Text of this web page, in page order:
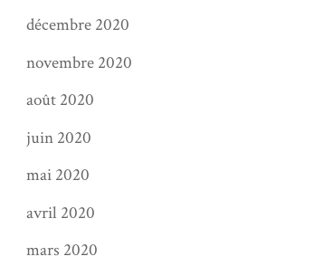
décembre 2020
novembre 2020
août 2020
juin 2020
mai 2020
avril 2020
mars 2020